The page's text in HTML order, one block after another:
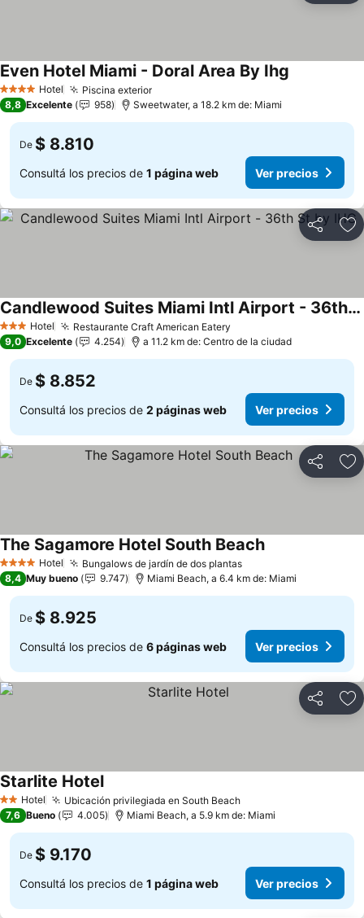
4 EstrellasHotel Piscina exteriorVer precios
Even Hotel Miami - Doral Area By Ihg
8,8 Excelente 958 Sweetwater, a 18.2 km de: Miami
De $ 8.810
Consultá los precios de 1 página web Ver precios
Compartir
3 Estrellas
Hotel Restaurante Craft American Eatery
Candlewood Suites Miami Intl Airport - 36th St by IHG
Ver precios
9,0 Excelente 4.254 a 11.2 km de: Centro de la ciudad
De $ 8.852
Consultá los precios de 2 páginas web Ver precios
Compartir
4 EstrellasHotel Bungalows de jardín de dos plantasVer precios
The Sagamore Hotel South BeachVer precios
8,4 Muy bueno 9.747 Miami Beach, a 6.4 km de: Miami
De $ 8.925
Consultá los precios de 6 páginas web Ver precios
Compartir
2 Estrellas
Hotel Ubicación privilegiada en South BeachVer precios
Starlite HotelVer precios
7,6 Bueno 4.005 Miami Beach, a 5.9 km de: Miami
De $ 9.170
Consultá los precios de 1 página web Ver precios